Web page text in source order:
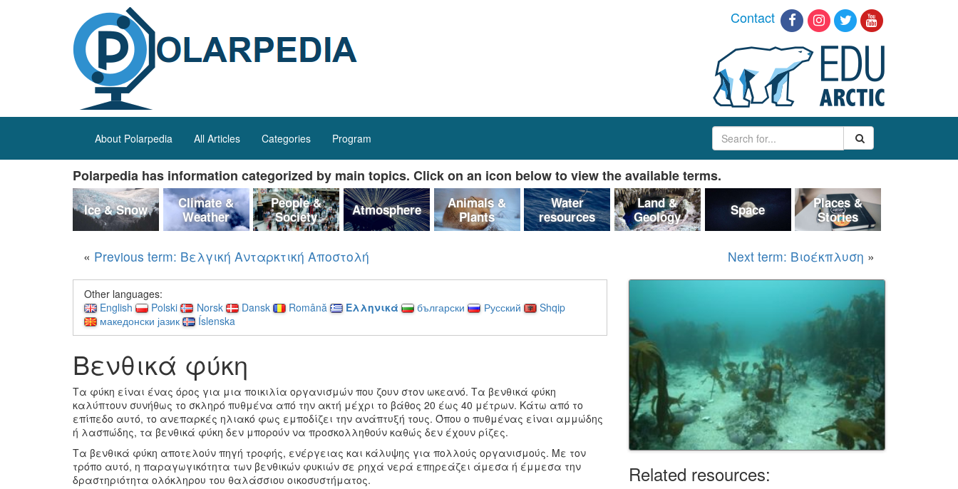
Contact
About Polarpedia All Articles Categories Program
Polarpedia has information categorized by main topics. Click on an icon below to view the available terms.
Ice & Snow
Climate &
Weather
People &
Society
Atmosphere
Animals &
Plants
Water
resources
Land &
Geology
Space
Places &
Stories
« Previous term: Βελγική Ανταρκτική Αποστολή Next term: Βιοέκπλυση »
Other languages:
English
Polski Norsk Dansk Română Ελληνικά български Русский
Shqip
македонски јазик
Íslenska
Βενθικά φύκη
Τα φύκη είναι ένας όρος για μια ποικιλία οργανισμών που ζουν στον ωκεανό. Τα βενθικά φύκη
καλύπτουν συνήθως το σκληρό πυθμένα από την ακτή μέχρι το βάθος 20 έως 40 μέτρων. Κάτω από το
επίπεδο αυτό, το ανεπαρκές ηλιακό φως εμποδίζει την ανάπτυξή τους. Όπου ο πυθμένας είναι αμμώδης
ή λασπώδης, τα βενθικά φύκη δεν μπορούν να προσκολληθούν καθώς δεν έχουν ρίζες.
Τα βενθικά φύκη αποτελούν πηγή τροφής, ενέργειας και κάλυψης για πολλούς οργανισμούς. Με τον
τρόπο αυτό, η παραγωγικότητα των βενθικών φυκιών σε ρηχά νερά επηρεάζει άμεσα ή έμμεσα την
δραστηριότητα ολόκληρου του θαλάσσιου οικοσυστήματος.
Related resources: